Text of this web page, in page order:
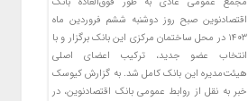
اقتصادنوین صبح روز دوشنبه ششم فروردین ماه
۱۴۰۳ در محل ساختمان مرکزی این بانک برگزار و با
انتخاب عضو جدید، ترکیب اعضای اصلی
هیئت‌مدیره این بانک کامل شد. به گزارش کیوسک
خبر به نقل از روابط عمومی بانک اقتصادنوین، در